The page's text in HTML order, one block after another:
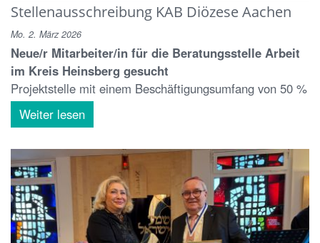
Stellenausschreibung KAB Diözese Aachen
Mo. 2. März 2026
Neue/r Mitarbeiter/in für die Beratungsstelle Arbeit
im Kreis Heinsberg gesucht
Projektstelle mit einem Beschäftigungsumfang von 50 %
Weiter lesen